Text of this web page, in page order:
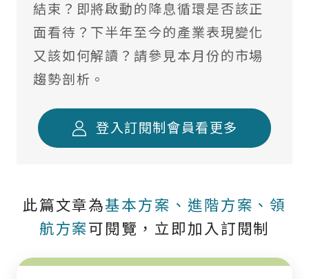
台股精選成長個股
國際名家深度觀察
全球不動產面面觀
聰明投資從這開始
結束？即將啟動的降息循環是否該正
面看待？下半年至今的產業表現變化
又該如何解讀？請參見本月份的市場
趨勢剖析。
登入訂閱制會員看更多
此篇文章為基本方案、進階方案、領
航方案可閱覽，立即加入訂閱制